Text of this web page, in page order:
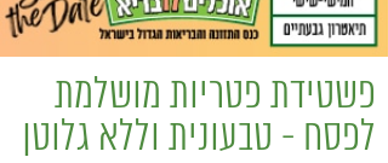
ריפוי ומניעת מחלות
בריאות האישה
תוספי תזונה
מתכוני בריאות
אירועים
שינוי תזונתי
גישות בתזונה
דיאטה
פשטידת פטריות מושלמת
לפסח - טבעונית וללא גלוטן